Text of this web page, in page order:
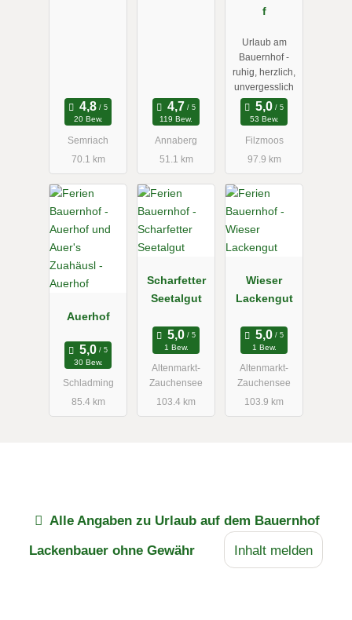
20 Bew.
Semriach
70.1 km
119 Bew.
Annaberg
51.1 km
f
Urlaub am
Bauernhof -
ruhig, herzlich,
unvergesslich
53 Bew.
Filzmoos
97.9 km
Auerhof
30 Bew.
Schladming
85.4 km
Scharfetter
Seetalgut
1 Bew.
Altenmarkt-
Zauchensee
103.4 km
Wieser
Lackengut
1 Bew.
Altenmarkt-
Zauchensee
103.9 km
Alle Angaben zu Urlaub auf dem Bauernhof
Lackenbauer ohne Gewähr Inhalt melden